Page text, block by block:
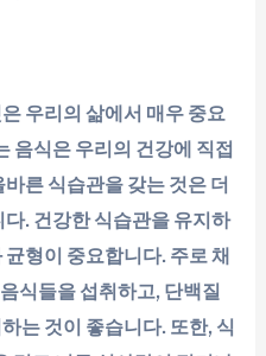
우리의 삶에서 매우 중요
음식은 우리의 건강에 직접
른 식습관을 갖는 것은 더
. 건강한 식습관을 유지하
형이 중요합니다. 주로 채
식들을 섭취하고, 단백질
는 것이 좋습니다. 또한, 식